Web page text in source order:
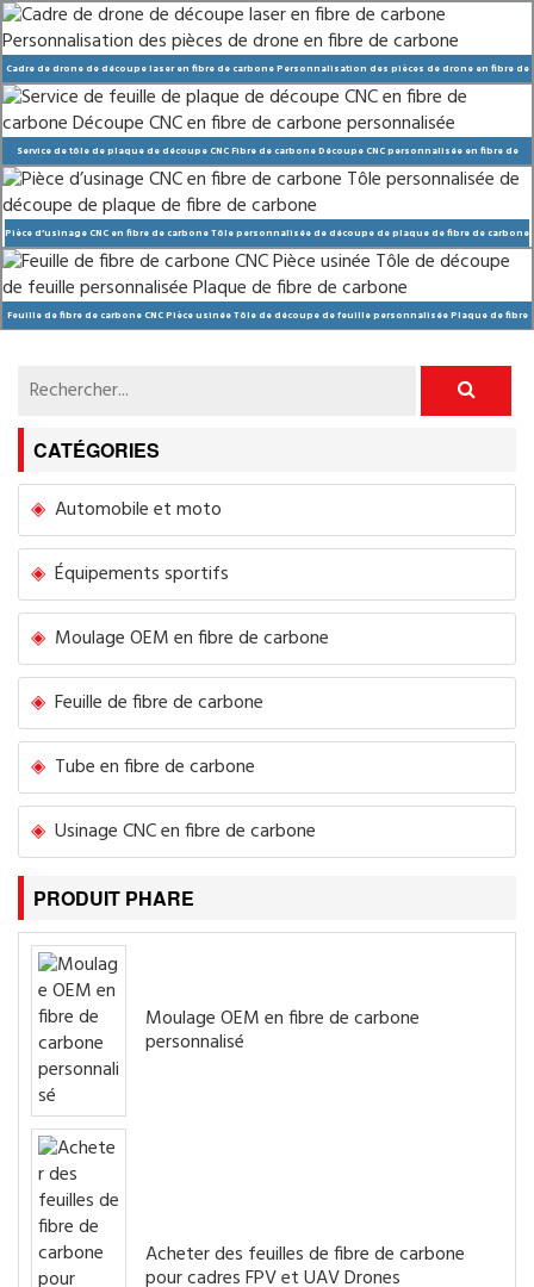
Cadre de drone de découpe laser en fibre de carbone Personnalisation des pièces de drone en fibre de
carbone
Service de tôle de plaque de découpe CNC Fibre de carbone Découpe CNC personnalisée en fibre de
carbone
Pièce d’usinage CNC en fibre de carbone Tôle personnalisée de découpe de plaque de fibre de carbone
Feuille de fibre de carbone CNC Pièce usinée Tôle de découpe de feuille personnalisée Plaque de fibre
CATÉGORIES
Automobile et moto
Équipements sportifs
Moulage OEM en fibre de carbone
Feuille de fibre de carbone
Tube en fibre de carbone
Usinage CNC en fibre de carbone
PRODUIT PHARE
Moulage OEM en fibre de carbone
personnalisé
Acheter des feuilles de fibre de carbone
pour cadres FPV et UAV Drones